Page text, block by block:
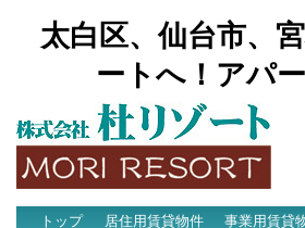
太白区、仙台市、
ートへ！アパ
トップ 居住用賃貸物件 事業用賃貸